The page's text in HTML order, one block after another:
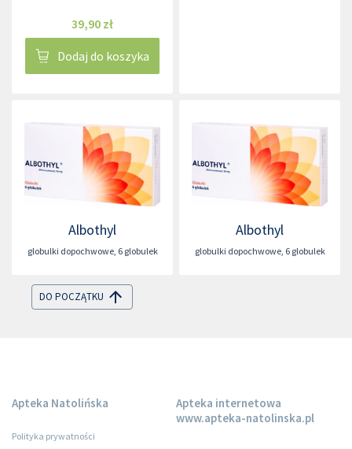
39,90 zł
Dodaj do koszyka
Albothyl
globulki dopochwowe, 6 globulek
Albothyl
globulki dopochwowe, 6 globulek
DO POCZĄTKU
Apteka Natolińska
Polityka prywatności
Apteka internetowa
www.apteka-natolinska.pl